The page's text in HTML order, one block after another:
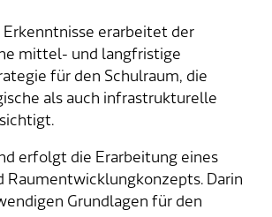
Erkenntnisse erarbeitet der
mittel- und langfristige
für den Schulraum, die
als auch infrastrukturelle
erfolgt die Erarbeitung eines
Raumentwicklungkonzepts. Darin
Grundlagen für den